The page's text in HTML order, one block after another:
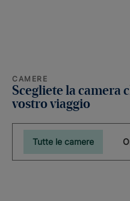
CAMERE
Scegliete la camera
vostro viaggio
Tutte le camere